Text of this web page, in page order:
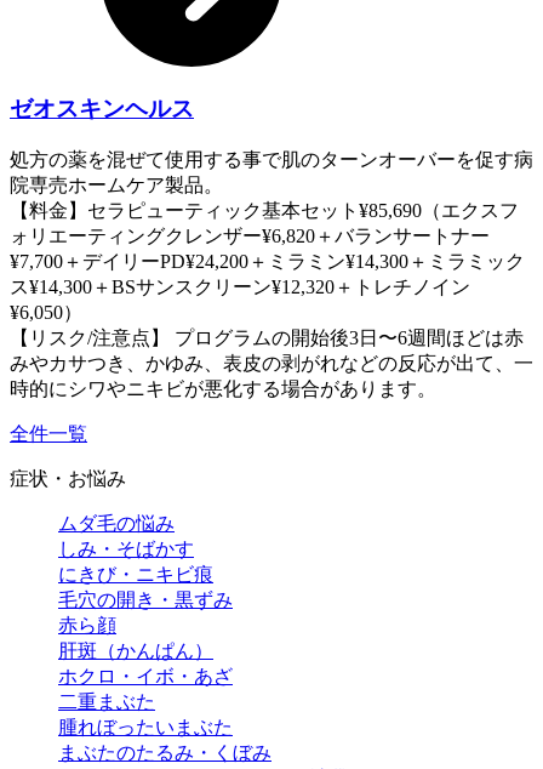
ゼオスキンヘルス
処方の薬を混ぜて使用する事で肌のターンオーバーを促す病
院専売ホームケア製品。
【料金】セラピューティック基本セット¥85,690（エクスフ
ォリエーティングクレンザー¥6,820＋バランサートナー
¥7,700＋デイリーPD¥24,200＋ミラミン¥14,300＋ミラミック
ス¥14,300＋BSサンスクリーン¥12,320＋トレチノイン
¥6,050）
【リスク/注意点】 プログラムの開始後3日〜6週間ほどは赤
みやカサつき、かゆみ、表皮の剥がれなどの反応が出て、一
時的にシワやニキビが悪化する場合があります。
全件一覧
症状・お悩み
ムダ毛の悩み
しみ・そばかす
にきび・ニキビ痕
毛穴の開き・黒ずみ
赤ら顔
肝斑（かんぱん）
ホクロ・イボ・あざ
二重まぶた
腫れぼったいまぶた
まぶたのたるみ・くぼみ